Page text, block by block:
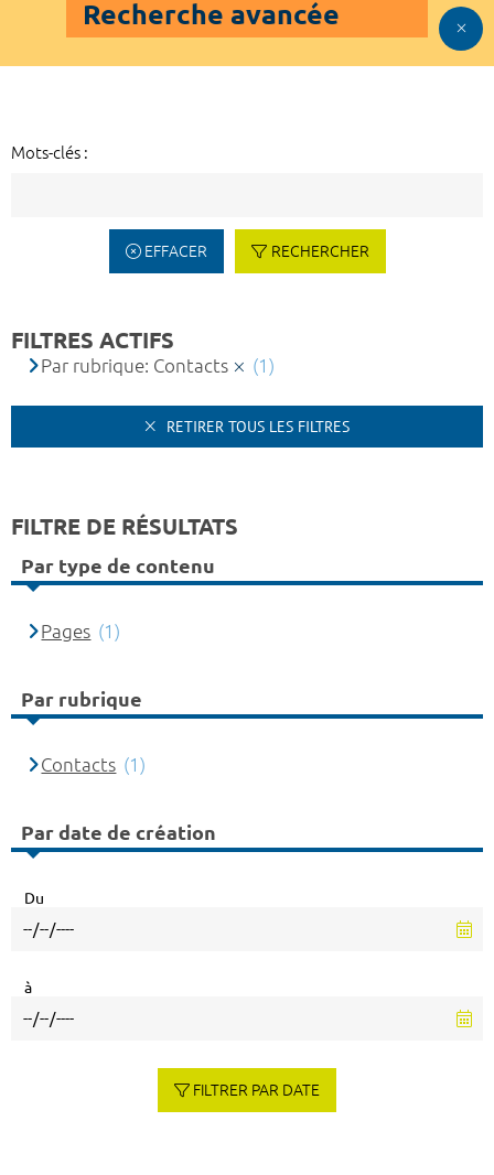
Recherche avancée
Mots-clés :
EFFACER RECHERCHER
FILTRES ACTIFS
Par rubrique: Contacts (1)
RETIRER TOUS LES FILTRES
FILTRE DE RÉSULTATS
Par type de contenu
Pages (1)
Par rubrique
Contacts (1)
Par date de création
Du
à
FILTRER PAR DATE